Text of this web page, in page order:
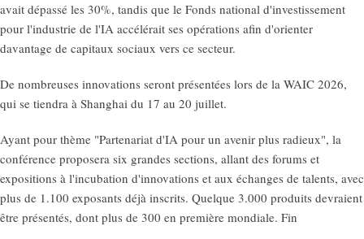
avait dépassé les 30%, tandis que le Fonds national d'investissement
pour l'industrie de l'IA accélérait ses opérations afin d'orienter
davantage de capitaux sociaux vers ce secteur.
De nombreuses innovations seront présentées lors de la WAIC 2026,
qui se tiendra à Shanghai du 17 au 20 juillet.
Ayant pour thème "Partenariat d'IA pour un avenir plus radieux", la
conférence proposera six grandes sections, allant des forums et
expositions à l'incubation d'innovations et aux échanges de talents, avec
plus de 1.100 exposants déjà inscrits. Quelque 3.000 produits devraient
être présentés, dont plus de 300 en première mondiale. Fin